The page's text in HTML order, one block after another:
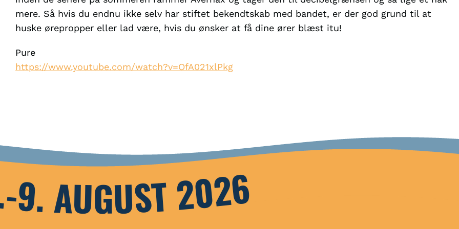
mere. Så hvis du endnu ikke selv har stiftet bekendtskab med bandet, er der god grund til at
huske ørepropper eller lad være, hvis du ønsker at få dine ører blæst itu!
Pure
https://www.youtube.com/watch?v=OfA021xlPkg
AUGUST 2026